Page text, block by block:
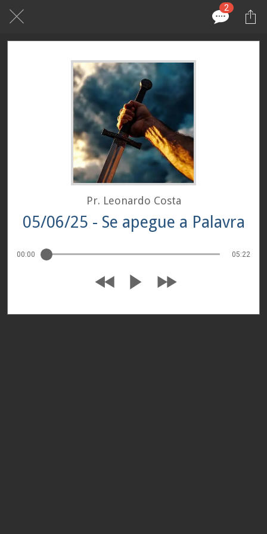
2
Pr. Leonardo Costa
05/06/25 - Se apegue a Palavra
00:00 05:22